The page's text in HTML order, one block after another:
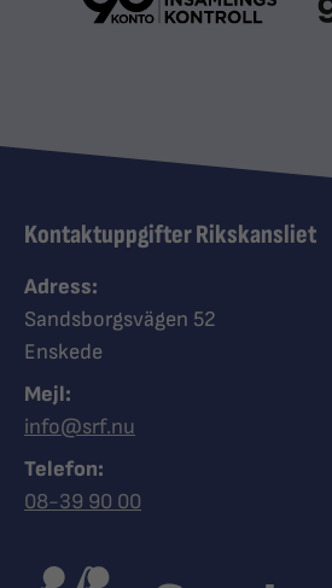
Kontaktuppgifter Rikskansliet
Adress:
Sandsborgsvägen 52
Enskede
Mejl:
info@srf.nu
Telefon:
Ring Synskadades riksförbund
08-39 90 00